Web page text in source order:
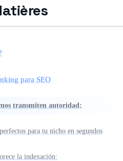
para SEO
transmiten autoridad:
para tu nicho en segundos
la indexación: